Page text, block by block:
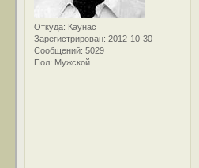
Откуда: Каунас
Зарегистрирован: 2012-10-30
Сообщений: 5029
Пол: Мужской